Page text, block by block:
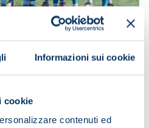
Informazioni sui cookie
cookie
contenuti ed
Anic, Genovese (Cimmaruta